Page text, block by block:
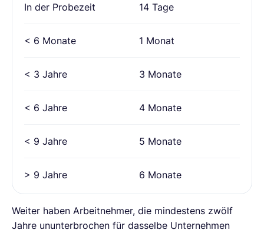
In der Probezeit 14 Tage
< 6 Monate 1 Monat
< 3 Jahre 3 Monate
< 6 Jahre 4 Monate
< 9 Jahre 5 Monate
> 9 Jahre 6 Monate
Weiter haben Arbeitnehmer, die mindestens zwölf
Jahre ununterbrochen für dasselbe Unternehmen